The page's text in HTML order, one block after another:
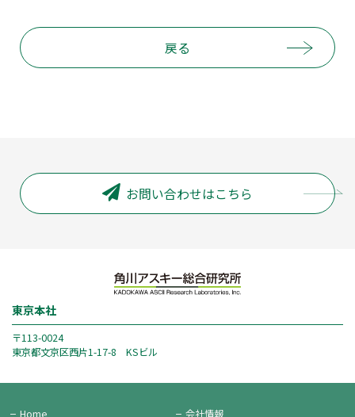
戻る
お問い合わせはこちら
東京本社
〒113-0024
東京都文京区西片1-17-8 KSビル
Home 会社情報